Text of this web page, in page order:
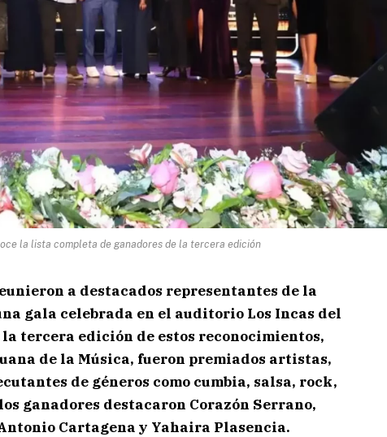
la lista completa de ganadores de la tercera edición
a destacados representantes de la
gala celebrada en el auditorio Los Incas del
tercera edición de estos reconocimientos,
de la Música, fueron premiados artistas,
de géneros como cumbia, salsa, rock,
ganadores destacaron Corazón Serrano,
Cartagena y Yahaira Plasencia.